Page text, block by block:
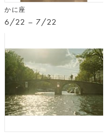
かに座
6/22 – 7/22